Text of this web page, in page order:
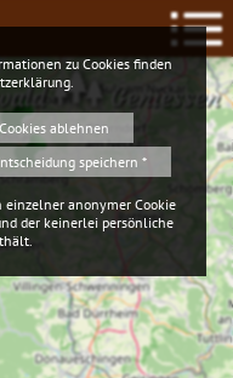
Geniessen
zu Cookies finden
ablehnen
speichern *
einzelner anonymer Cookie
der keinerlei persönliche